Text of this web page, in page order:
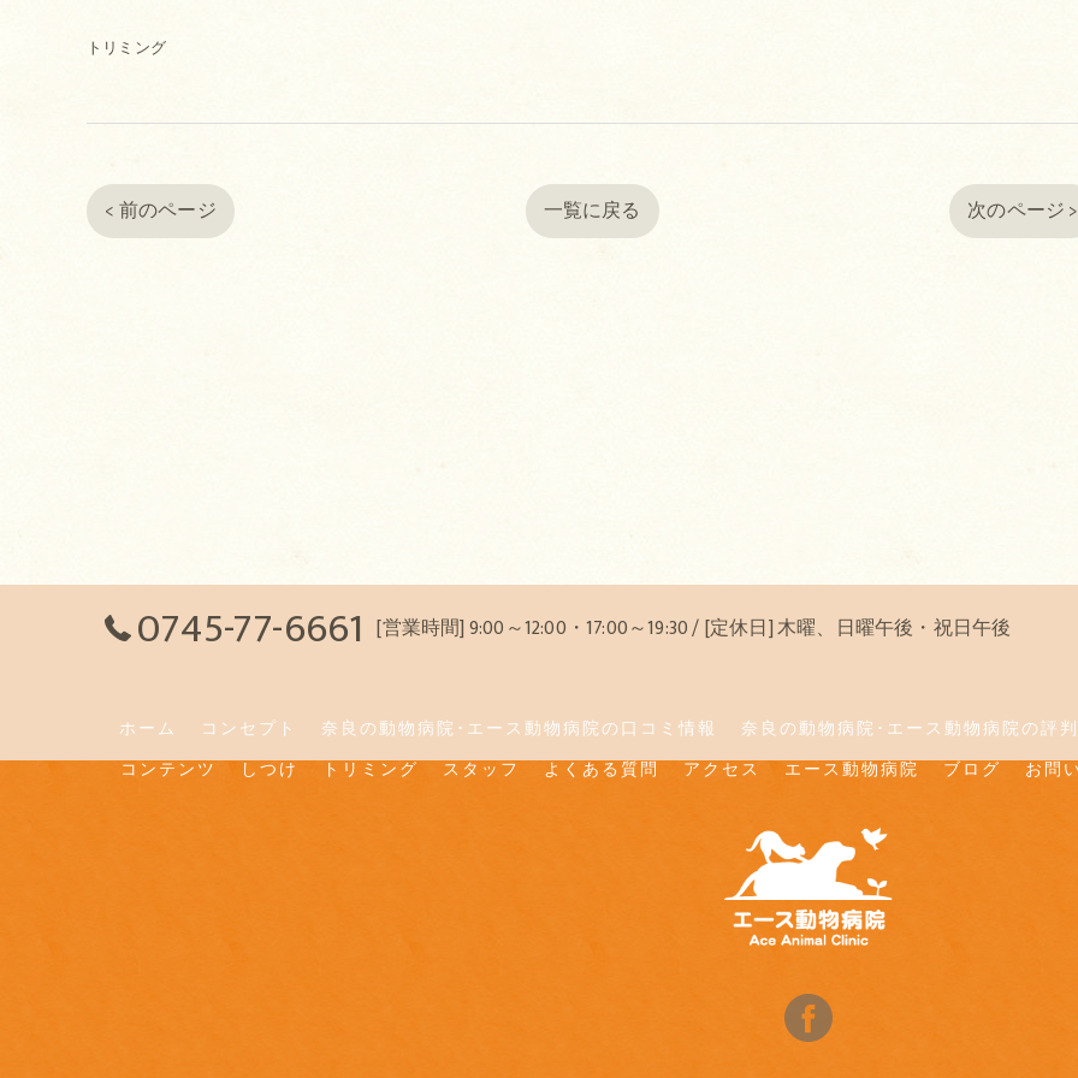
トリミング
< 前のページ 一覧に戻る 次のページ >
0745-77-6661 [営業時間] 9:00～12:00・17:00～19:30 / [定休日] 木曜、日曜午後・祝日午後
ホーム コンセプト 奈良の動物病院･エース動物病院の口コミ情報
奈良の動物病院･エース動物病院の評判
コンテンツ
しつけ トリミング スタッフ よくある質問 アクセス エース動物病院 ブログ お問